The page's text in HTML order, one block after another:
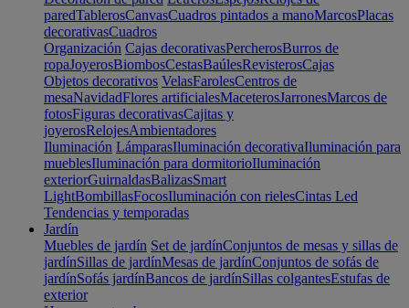
paredTablerosCanvasCuadros pintados a manoMarcosPlacas
decorativasCuadros
Organización Cajas decorativasPercherosBurros de
ropaJoyerosBiombosCestasBaúlesRevisterosCajas
Objetos decorativos VelasFarolesCentros de
mesaNavidadFlores artificialesMaceterosJarronesMarcos de
fotosFiguras decorativasCajitas y
joyerosRelojesAmbientadores
Iluminación LámparasIluminación decorativaIluminación para
mueblesIluminación para dormitorioIluminación
exteriorGuirnaldasBalizasSmart
LightBombillasFocosIluminación con rielesCintas Led
Tendencias y temporadas
Jardín
Muebles de jardín Set de jardínConjuntos de mesas y sillas de
jardínSillas de jardínMesas de jardínConjuntos de sofás de
jardínSofás jardínBancos de jardínSillas colgantesEstufas de
exterior